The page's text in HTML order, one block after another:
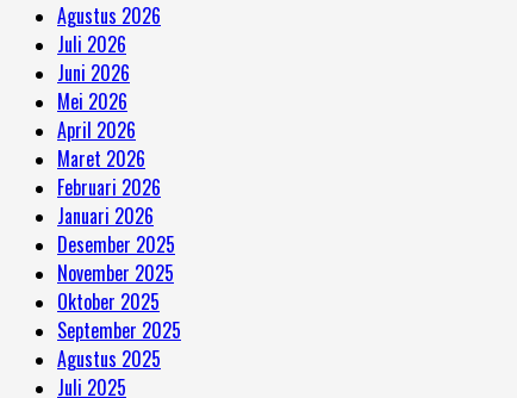
Agustus 2026
Juli 2026
Juni 2026
Mei 2026
April 2026
Maret 2026
Februari 2026
Januari 2026
Desember 2025
November 2025
Oktober 2025
September 2025
Agustus 2025
Juli 2025